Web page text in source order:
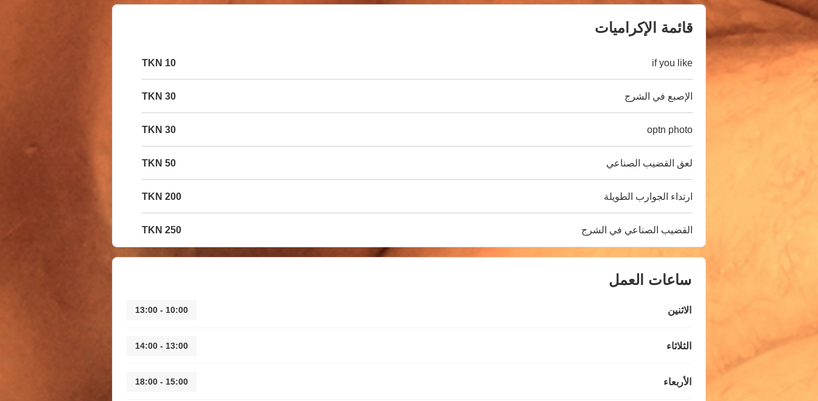
قائمة الإكراميات
if you like
10 TKN
الإصبع في الشرج 30 TKN
optn photo
30 TKN
لعق القضيب الصناعي 50 TKN
ارتداء الجوارب الطويلة 200 TKN
القضيب الصناعي في الشرج 250 TKN
ساعات العمل
الاثنين 10:00 - 13:00
الثلاثاء 13:00 - 14:00
الأربعاء 15:00 - 18:00